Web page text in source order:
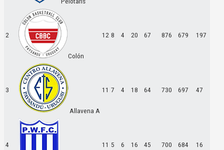
2
Colón
12 8 4 20 67 876 679 197
3
Allavena A
11 7 4 18 64 730 697 47
4 11 5 6 16 45 700 684 16